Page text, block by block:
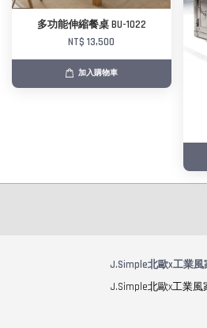
多功能伸縮餐桌 BU-1022
NT$ 13,500
加入購物車
J.Simple北歐x工業風
J.Simple北歐x工業風